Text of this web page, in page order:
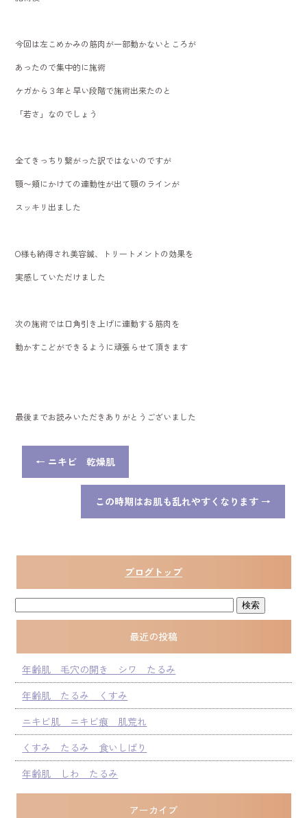
今回は左こめかみの筋肉が一部動かないところが
あったので集中的に施術
ケガから３年と早い段階で施術出来たのと
「若さ」なのでしょう
全てきっちり繋がった訳ではないのですが
顎〜頬にかけての連動性が出て顎のラインが
スッキリ出ました
O様も納得され美容鍼、トリートメントの効果を
実感していただけました
次の施術では口角引き上げに連動する筋肉を
動かすこどができるように頑張らせて頂きます
最後までお読みいただきありがとうございました
← ニキビ 乾燥肌
この時期はお肌も乱れやすくなります →
ブログトップ
最近の投稿
年齢肌 毛穴の開き シワ たるみ
年齢肌 たるみ くすみ
ニキビ肌 ニキビ痕 肌荒れ
くすみ たるみ 食いしばり
年齢肌 しわ たるみ
アーカイブ